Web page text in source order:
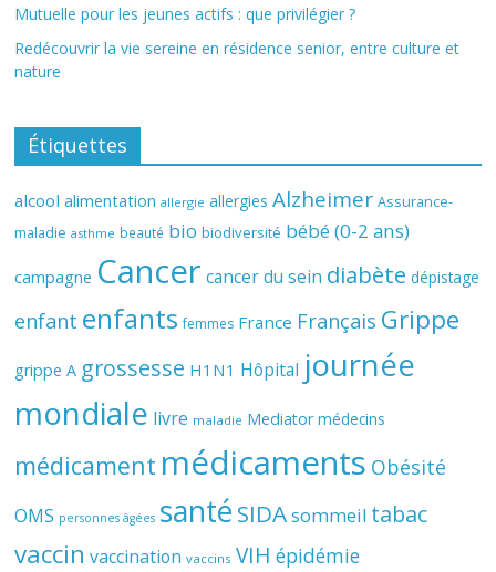
Mutuelle pour les jeunes actifs : que privilégier ?
Redécouvrir la vie sereine en résidence senior, entre culture et
nature
Étiquettes
alcool alimentation allergie allergies Alzheimer Assurance-
maladie asthme beauté bio biodiversité bébé (0-2 ans)
campagne Cancer cancer du sein diabète dépistage
enfant enfants femmes France Français Grippe
grippe A grossesse H1N1 Hôpital journée
mondiale livre maladie Mediator médecins
médicament médicaments Obésité
OMS personnes âgées santé SIDAsommeil tabac
vaccin vaccination vaccins VIH épidémie